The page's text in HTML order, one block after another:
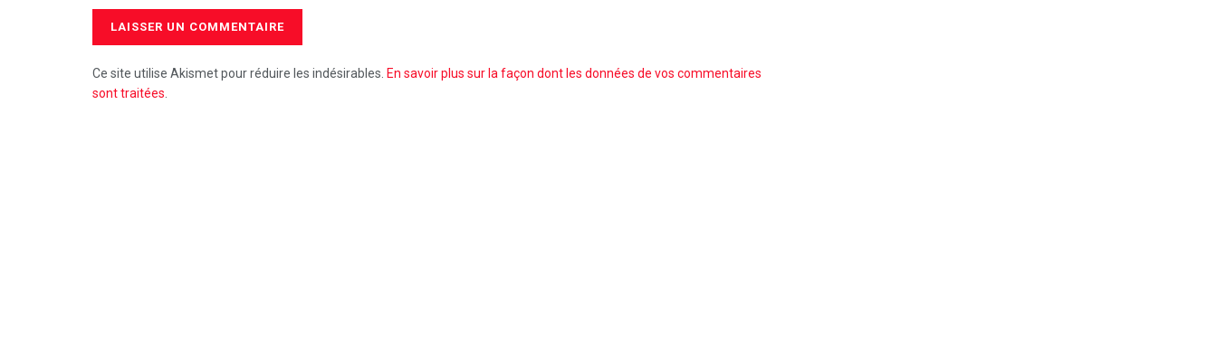
Ce site utilise Akismet pour réduire les indésirables. En savoir plus sur la façon dont les données de vos commentaires
sont traitées.